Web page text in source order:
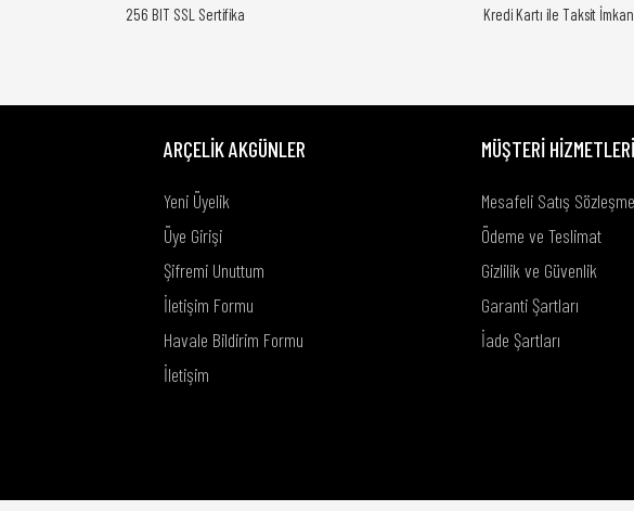
256 BIT SSL Sertifika Kredi Kartı ile Taksit
ARÇELİK AKGÜNLER
Yeni Üyelik
Üye Girişi
Şifremi Unuttum
İletişim Formu
Havale Bildirim Formu
İletişim
MÜŞTERİ HİZMETLERİ
Mesafeli Satış
Ödeme ve Teslimat
Gizlilik ve Güvenlik
Garanti Şartları
İade Şartları